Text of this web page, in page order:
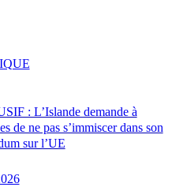
: L’Islande demande à
de ne pas s’immiscer dans son
sur l’UE